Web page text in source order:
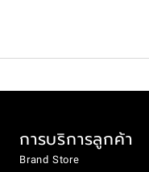
การบริการลูกค้า
Brand Store